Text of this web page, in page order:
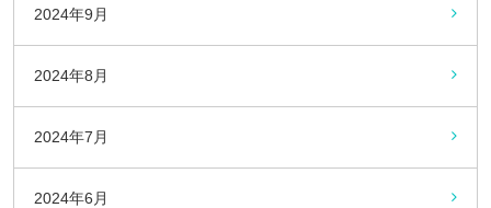
2024年9月
2024年8月
2024年7月
2024年6月